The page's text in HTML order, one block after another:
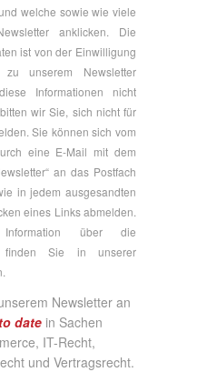
welche sowie wie viele
anklicken. Die
ist von der Einwilligung
unserem Newsletter
Informationen nicht
wir Sie, sich nicht für
Sie können sich vom
eine E-Mail mit dem
an das Postfach
in jedem ausgesandten
eines Links abmelden.
über die
finden Sie in unserer
.
Newsletter an
date in Sachen
IT-Recht,
und Vertragsrecht.